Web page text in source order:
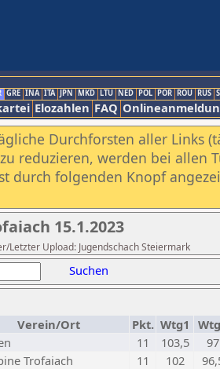
GRE INA ITA JPN MKD LTU NED POL POR ROU RUS
Elozahlen FAQ
Durchforsten aller Links
reduzieren, werden bei allen
durch folgenden Knopf
15.1.2023
Letzter Upload: Jugendschach Steiermark
Suchen
Verein/Ort Pkt. Wtg1
11 103,5 97
Trofaiach 11 102